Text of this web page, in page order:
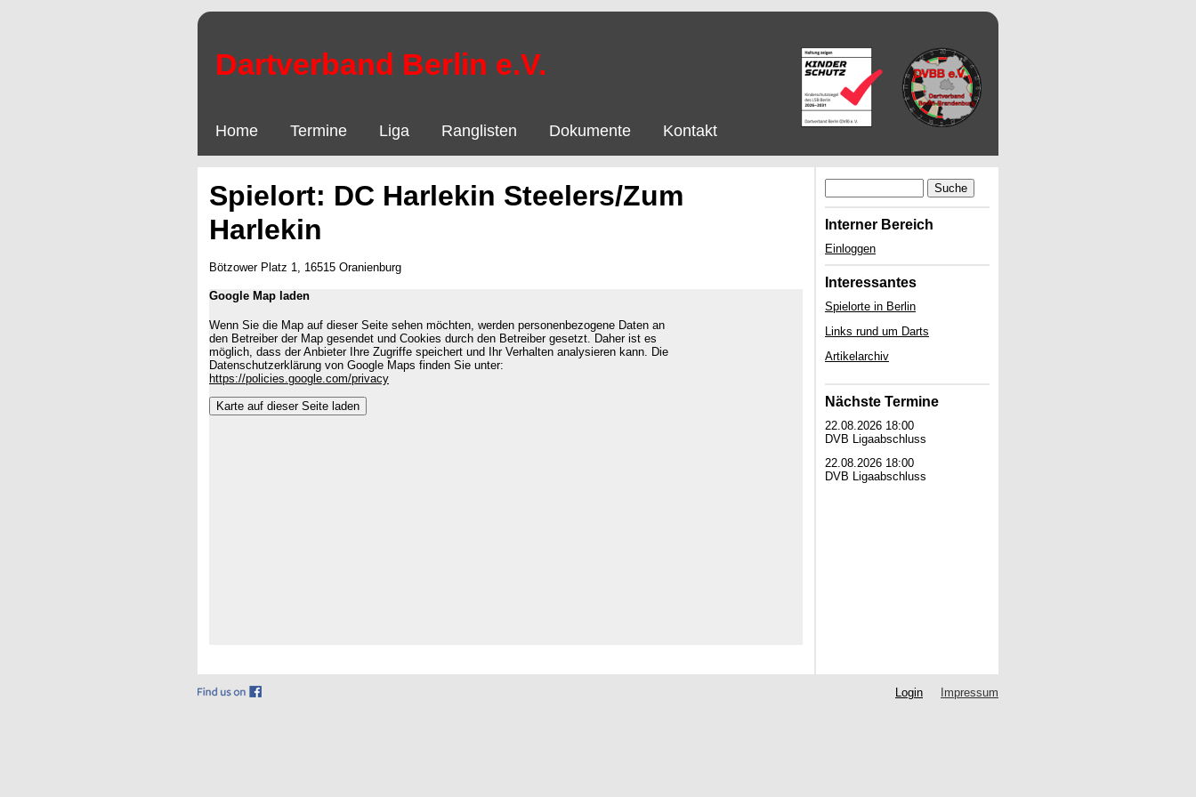
Dartverband Berlin e.V.
Home Termine Liga Ranglisten Dokumente Kontakt
Spielort: DC Harlekin Steelers/Zum
Harlekin
Bötzower Platz 1, 16515 Oranienburg
Google Map laden
Wenn Sie die Map auf dieser Seite sehen möchten, werden personenbezogene Daten an
den Betreiber der Map gesendet und Cookies durch den Betreiber gesetzt. Daher ist es
möglich, dass der Anbieter Ihre Zugriffe speichert und Ihr Verhalten analysieren kann. Die
Datenschutzerklärung von Google Maps finden Sie unter:
https://policies.google.com/privacy
Karte auf dieser Seite laden
Suche
Interner Bereich
Einloggen
Interessantes
Spielorte in Berlin
Links rund um Darts
Artikelarchiv
Nächste Termine
22.08.2026 18:00
DVB Ligaabschluss
22.08.2026 18:00
DVB Ligaabschluss
Login Impressum